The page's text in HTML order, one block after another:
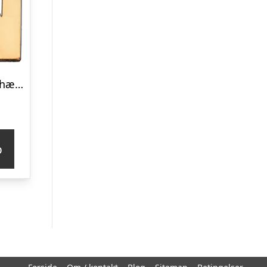
Scrouples N vedhæng forgyldt inkl. kæde